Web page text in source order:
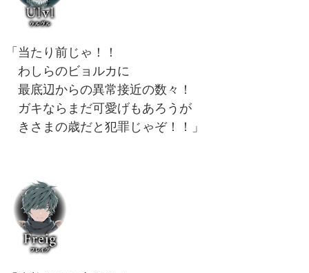
「当たり前じゃ！！
わしらのビョルカに
最底辺からの異常接近の数々！
ガキならまだ可愛げもあろうが
きさまの歳だと犯罪じゃぞ！！」